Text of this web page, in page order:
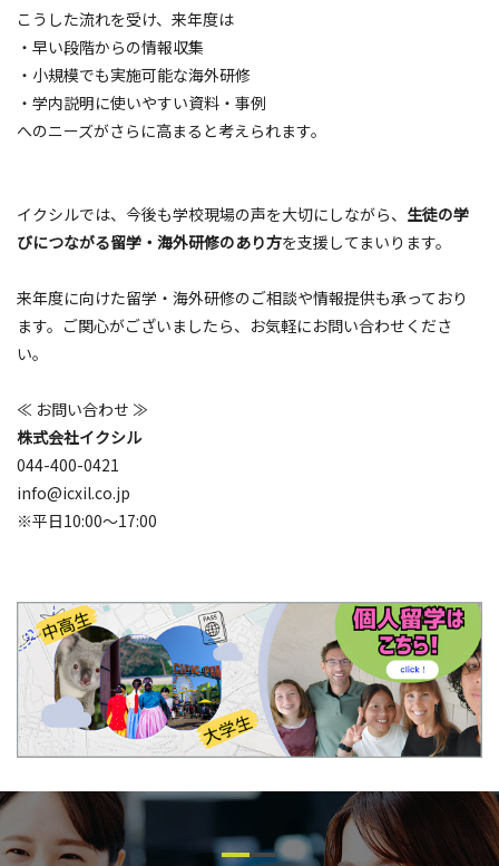
こうした流れを受け、来年度は
・早い段階からの情報収集
・小規模でも実施可能な海外研修
・学内説明に使いやすい資料・事例
へのニーズがさらに高まると考えられます。
イクシルでは、今後も学校現場の声を大切にしながら、 生徒の学
びにつながる留学・海外研修のあり方を支援してまいります。
来年度に向けた留学・海外研修のご相談や情報提供も承っており
ます。ご関心がございましたら、お気軽にお問い合わせくださ
い。
≪ お問い合わせ ≫
株式会社イクシル
044-400-0421
info@icxil.co.jp
※平日10:00～17:00